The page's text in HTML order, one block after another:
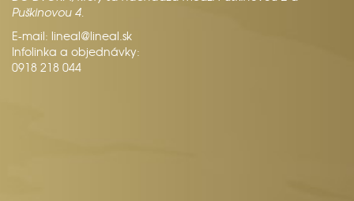
Puškinovou 4.
E-mail: lineal@lineal.sk
Infolinka a objednávky:
0918 218 044